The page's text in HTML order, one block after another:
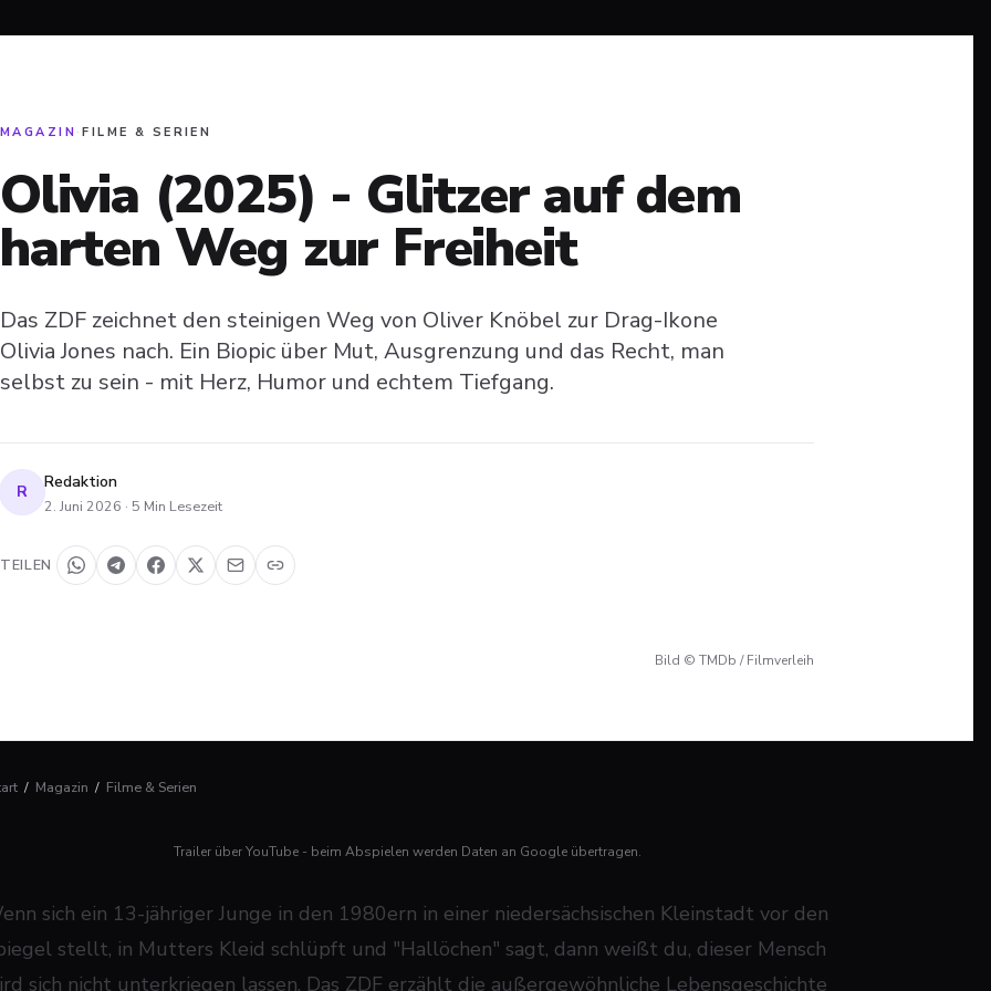
MAGAZIN ·FILME & SERIEN
Olivia (2025) - Glitzer auf dem
harten Weg zur Freiheit
Das ZDF zeichnet den steinigen Weg von Oliver Knöbel zur Drag-Ikone
Olivia Jones nach. Ein Biopic über Mut, Ausgrenzung und das Recht, man
selbst zu sein - mit Herz, Humor und echtem Tiefgang.
R Redaktion
2. Juni 2026 · 5 Min Lesezeit
TEILEN
Bild © TMDb / Filmverleih
/ Magazin / Filme & Serien
Trailer über YouTube - beim Abspielen werden Daten an Google übertragen.
sich ein 13-jähriger Junge in den 1980ern in einer niedersächsischen Kleinstadt vor den
stellt, in Mutters Kleid schlüpft und "Hallöchen" sagt, dann weißt du, dieser Mensch
sich nicht unterkriegen lassen. Das ZDF erzählt die außergewöhnliche Lebensgeschichte